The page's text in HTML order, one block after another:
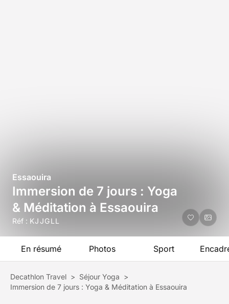
Essaouira
Immersion de 7 jours : Yoga
& Méditation à Essaouira
Réf : KJJGLL
En résumé Photos Sport
Decathlon Travel > Séjour Yoga >
Immersion de 7 jours : Yoga & Méditation à Essaouira